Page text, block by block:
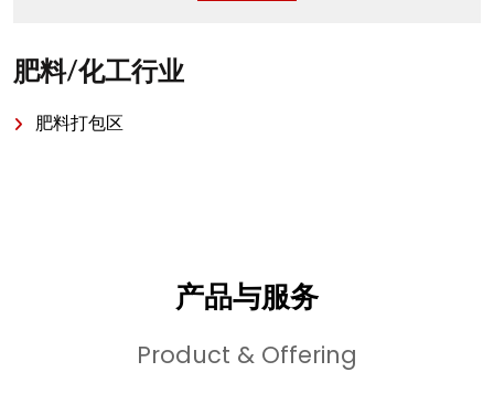
肥料/化工行业
肥料打包区
产品与服务
Product & Offering